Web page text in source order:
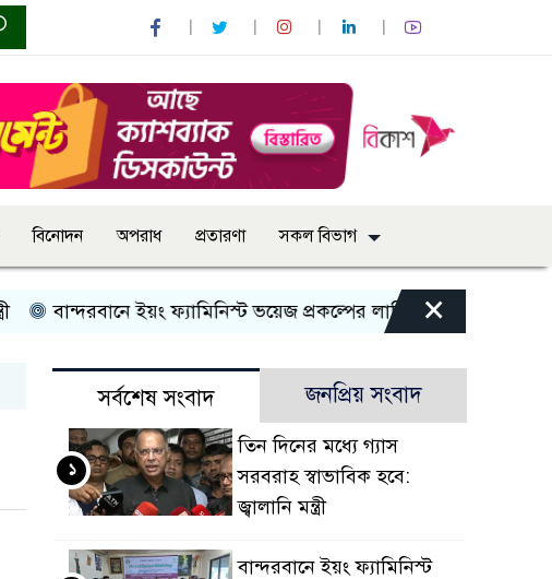
বিনোদন অপরাধ প্রতারণা সকল বিভাগ
বান্দরবানে ইয়ং ফ্যামিনিস্ট ভয়েজ প্রকল্পের লার্নিং শেয়ারিং কর্মশালা
×
সর্বশেষ সংবাদ জনপ্রিয় সংবাদ
তিন দিনের মধ্যে গ্যাস
সরবরাহ স্বাভাবিক হবে:
জ্বালানি মন্ত্রী
১
বান্দরবানে ইয়ং ফ্যামিনিস্ট